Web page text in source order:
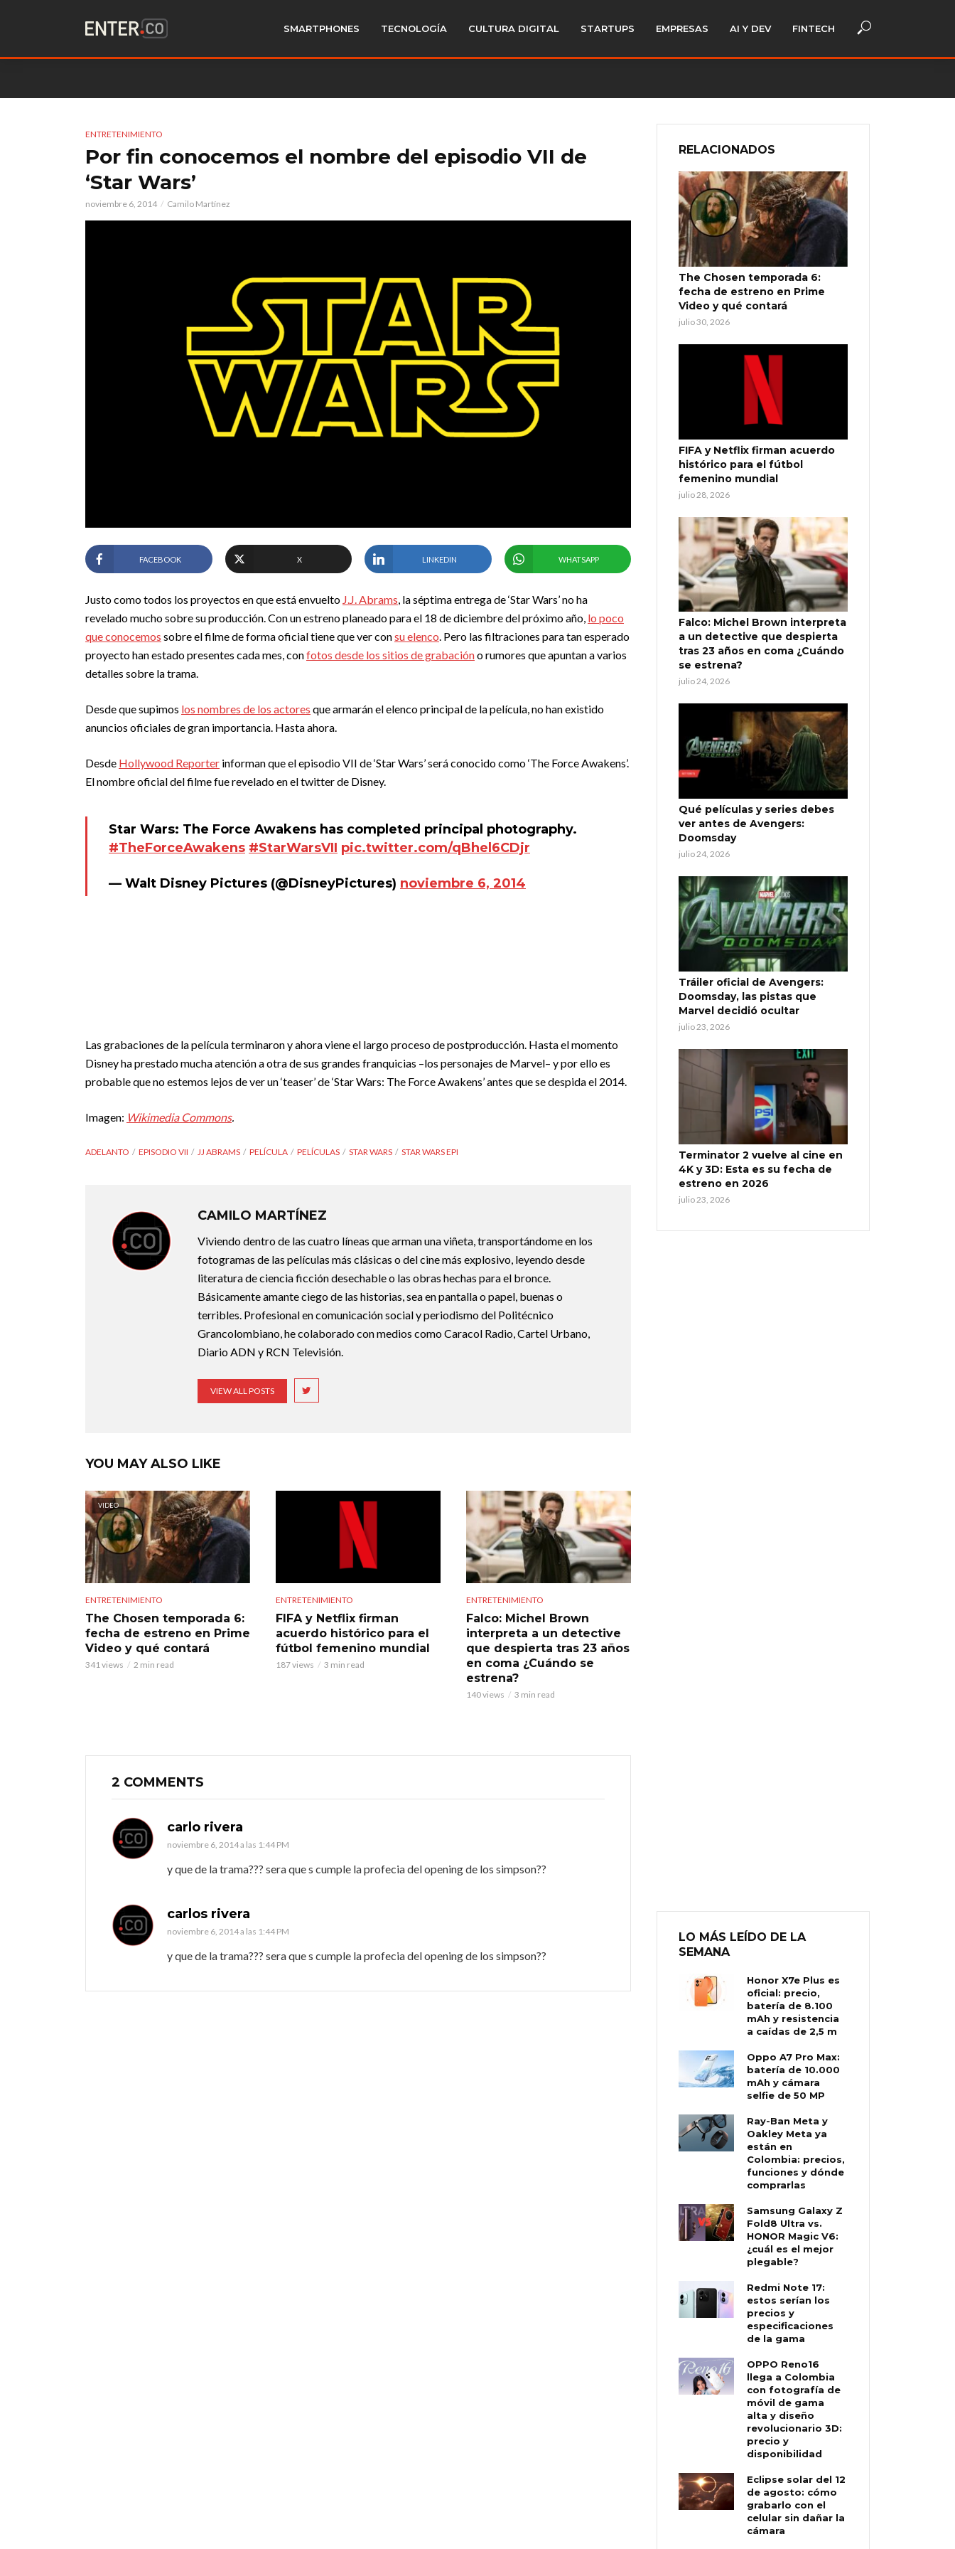
SMARTPHONES TECNOLOGÍA CULTURA DIGITAL STARTUPS EMPRESAS AI Y DEV FINTECH
ENTRETENIMIENTO
Por fin conocemos el nombre del episodio VII de
‘Star Wars’
noviembre 6, 2014 Camilo Martínez
FACEBOOK X LINKEDIN WHATSAPP
Justo como todos los proyectos en que está envuelto J.J. Abrams, la séptima entrega de ‘Star Wars’ no ha
revelado mucho sobre su producción. Con un estreno planeado para el 18 de diciembre del próximo año, lo poco
que conocemos sobre el filme de forma oficial tiene que ver consu elenco. Pero las filtraciones para tan esperado
proyecto han estado presentes cada mes, confotos desde los sitios de grabacióno rumores que apuntan a varios
detalles sobre la trama.
Desde que supimos los nombres de los actores que armarán el elenco principal de la película, no han existido
anuncios oficiales de gran importancia. Hasta ahora.
Desde Hollywood Reporter informan que el episodio VII de ‘Star Wars’ será conocido como ‘The Force Awakens’.
El nombre oficial del filme fue revelado en el twitter de Disney.
Star Wars: The Force Awakens has completed principal photography.
#TheForceAwakens #StarWarsVII pic.twitter.com/qBhel6CDjr
— Walt Disney Pictures (@DisneyPictures) noviembre 6, 2014
Las grabaciones de la película terminaron y ahora viene el largo proceso de postproducción. Hasta el momento
Disney ha prestado mucha atención a otra de sus grandes franquicias –los personajes de Marvel– y por ello es
probable que no estemos lejos de ver un ‘teaser’ de ‘Star Wars: The Force Awakens’ antes que se despida el 2014.
Imagen: Wikimedia Commons.
ADELANTO EPISODIO VII JJ ABRAMS PELÍCULA PELÍCULAS STAR WARS STAR WARS EPI
CAMILO MARTÍNEZ
Viviendo dentro de las cuatro líneas que arman una viñeta, transportándome en los
fotogramas de las películas más clásicas o del cine más explosivo, leyendo desde
literatura de ciencia ficción desechable o las obras hechas para el bronce.
Básicamente amante ciego de las historias, sea en pantalla o papel, buenas o
terribles. Profesional en comunicación social y periodismo del Politécnico
Grancolombiano, he colaborado con medios como Caracol Radio, Cartel Urbano,
Diario ADN y RCN Televisión.
VIEW ALL POSTS
YOU MAY ALSO LIKE
VIDEO
ENTRETENIMIENTO
The Chosen temporada 6:
fecha de estreno en Prime
Video y qué contará
341 views 2 min read
ENTRETENIMIENTO
FIFA y Netflix firman
acuerdo histórico para el
fútbol femenino mundial
187 views 3 min read
ENTRETENIMIENTO
Falco: Michel Brown
interpreta a un detective
que despierta tras 23 años
en coma ¿Cuándo se
estrena?
140 views 3 min read
2 COMMENTS
carlo rivera
noviembre 6, 2014 a las 1:44 PM
y que de la trama??? sera que s cumple la profecia del opening de los simpson??
carlos rivera
noviembre 6, 2014 a las 1:44 PM
y que de la trama??? sera que s cumple la profecia del opening de los simpson??
RELACIONADOS
The Chosen temporada 6:
fecha de estreno en Prime
Video y qué contará
julio 30, 2026
FIFA y Netflix firman acuerdo
histórico para el fútbol
femenino mundial
julio 28, 2026
Falco: Michel Brown interpreta
a un detective que despierta
tras 23 años en coma ¿Cuándo
se estrena?
julio 24, 2026
Qué películas y series debes
ver antes de Avengers:
Doomsday
julio 24, 2026
Tráiler oficial de Avengers:
Doomsday, las pistas que
Marvel decidió ocultar
julio 23, 2026
Terminator 2 vuelve al cine en
4K y 3D: Esta es su fecha de
estreno en 2026
julio 23, 2026
LO MÁS LEÍDO DE LA
SEMANA
Honor X7e Plus es
oficial: precio,
batería de 8.100
mAh y resistencia
a caídas de 2,5 m
Oppo A7 Pro Max:
batería de 10.000
mAh y cámara
selfie de 50 MP
Ray-Ban Meta y
Oakley Meta ya
están en
Colombia: precios,
funciones y dónde
comprarlas
Samsung Galaxy Z
Fold8 Ultra vs.
HONOR Magic V6:
¿cuál es el mejor
plegable?
Redmi Note 17:
estos serían los
precios y
especificaciones
de la gama
OPPO Reno16
llega a Colombia
con fotografía de
móvil de gama
alta y diseño
revolucionario 3D:
precio y
disponibilidad
Eclipse solar del 12
de agosto: cómo
grabarlo con el
celular sin dañar la
cámara